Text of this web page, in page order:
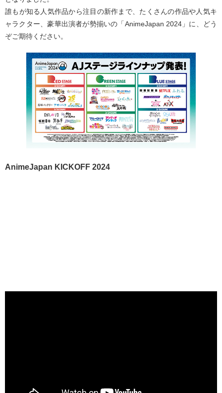
誰もが知る人気作品から注目の新作まで、たくさんの作品や人気キ
ャラクター、豪華出演者が勢揃いの「AnimeJapan 2024」に、どう
ぞご期待ください。
AnimeJapan KICKOFF 2024